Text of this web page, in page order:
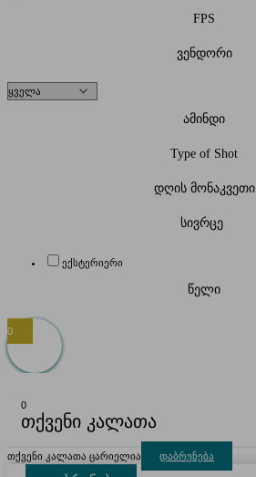
FPS
ვენდორი
ამინდი
Type of Shot
დღის მონაკვეთი
სივრცე
ექსტერიერი
წელი
0
0
თქვენი კალათა
თქვენი კალათა ცარიელია დაბრუნება